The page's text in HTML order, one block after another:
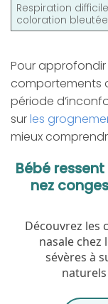
Respiration
coloration bleutée
Pour
comportements
période
surles
mieux
Bébé
nez
Découvrez les
nasale chez
sévères à